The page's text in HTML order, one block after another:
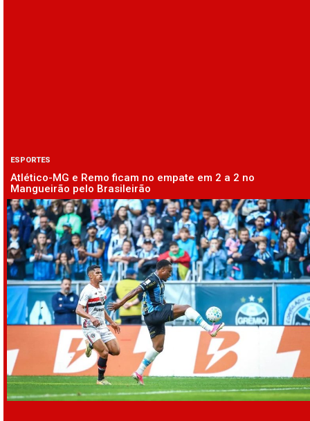
ESPORTES
Atlético-MG e Remo ficam no empate em 2 a 2 no
Mangueirão pelo Brasileirão